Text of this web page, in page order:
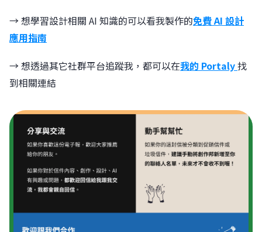
→ 想學習設計相關 AI 知識的可以看我製作的免費 AI 設計
應用指南
→ 想透過其它社群平台追蹤我，都可以在我的 Portaly找
到相關連結